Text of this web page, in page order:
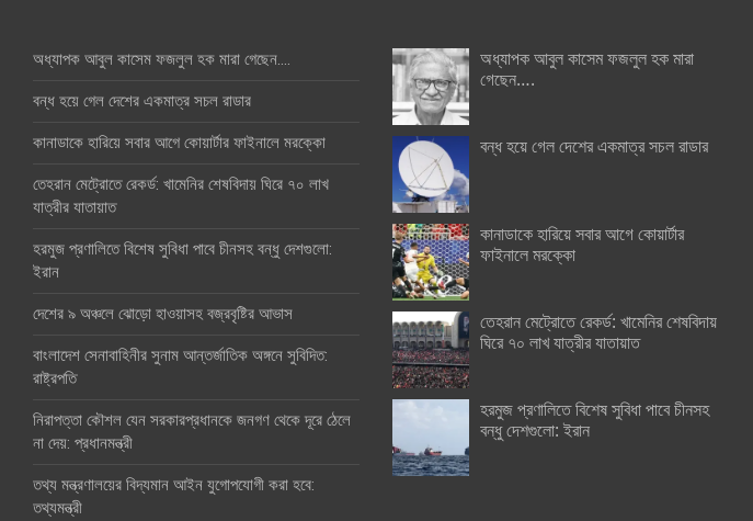
অধ্যাপক আবুল কাসেম ফজলুল হক মারা গেছেন….
বন্ধ হয়ে গেল দেশের একমাত্র সচল রাডার
কানাডাকে হারিয়ে সবার আগে কোয়ার্টার ফাইনালে মরক্কো
তেহরান মেট্রোতে রেকর্ড: খামেনির শেষবিদায় ঘিরে ৭০ লাখ
যাত্রীর যাতায়াত
হরমুজ প্রণালিতে বিশেষ সুবিধা পাবে চীনসহ বন্ধু দেশগুলো:
ইরান
দেশের ৯ অঞ্চলে ঝোড়ো হাওয়াসহ বজ্রবৃষ্টির আভাস
বাংলাদেশ সেনাবাহিনীর সুনাম আন্তর্জাতিক অঙ্গনে সুবিদিত:
রাষ্ট্রপতি
নিরাপত্তা কৌশল যেন সরকারপ্রধানকে জনগণ থেকে দূরে ঠেলে
না দেয়: প্রধানমন্ত্রী
তথ্য মন্ত্রণালয়ের বিদ্যমান আইন যুগোপযোগী করা হবে:
তথ্যমন্ত্রী
অধ্যাপক আবুল কাসেম ফজলুল হক মারা
গেছেন….
বন্ধ হয়ে গেল দেশের একমাত্র সচল রাডার
কানাডাকে হারিয়ে সবার আগে কোয়ার্টার
ফাইনালে মরক্কো
তেহরান মেট্রোতে রেকর্ড: খামেনির শেষবিদায়
ঘিরে ৭০ লাখ যাত্রীর যাতায়াত
হরমুজ প্রণালিতে বিশেষ সুবিধা পাবে চীনসহ
বন্ধু দেশগুলো: ইরান